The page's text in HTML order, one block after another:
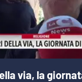
via, la